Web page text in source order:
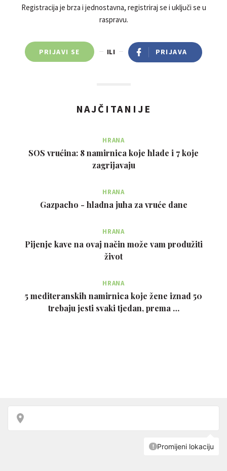
Registracija je brza i jednostavna, registriraj se i uključi se u
raspravu.
PRIJAVI SE ILI PRIJAVA
NAJČITANIJE
HRANA
SOS vrućina: 8 namirnica koje hlade i 7 koje
zagrijavaju
HRANA
Gazpacho - hladna juha za vruće dane
HRANA
Pijenje kave na ovaj način može vam produžiti
život
HRANA
5 mediteranskih namirnica koje žene iznad 50
trebaju jesti svaki tjedan, prema …